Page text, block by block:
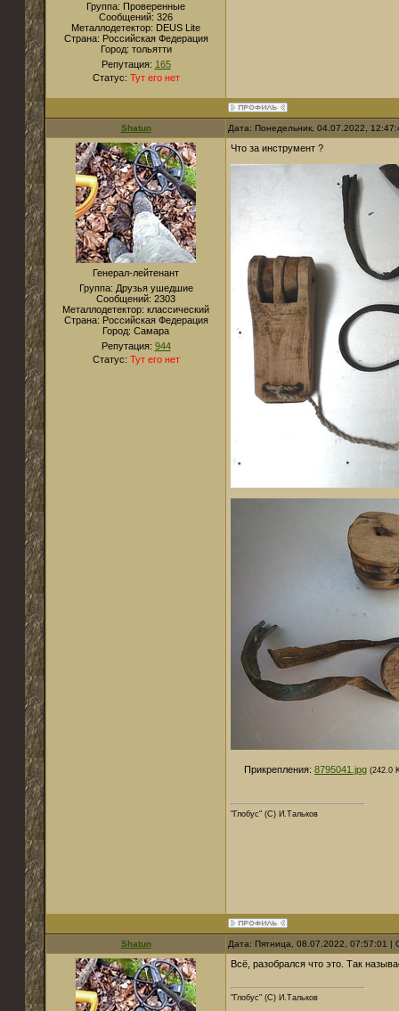
Группа: Проверенные
Сообщений: 326
Металлодетектор: DEUS Lite
Страна: Российская Федерация
Город: тольятти
Репутация: 165
Статус: Тут его нет
Shatun Дата: Понедельник, 04.07.2022,
Генерал-лейтенант
Группа: Друзья ушедшие
Сообщений: 2303
Металлодетектор: классический
Страна: Российская Федерация
Город: Самара
Репутация: 944
Статус: Тут его нет
Что за инструмент ?
Прикрепления: 8795041.jpg (242.0
"Глобус" (С) И.Тальков
Shatun Дата: Пятница, 08.07.2022, 07:57:01
Всё, разобрался что это. Так
"Глобус" (С) И.Тальков